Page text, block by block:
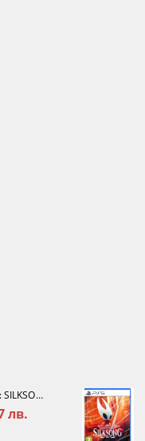
HOLLOW KNIGHT: SILKSONG [NINTENDO SWITCH 2]
лв.